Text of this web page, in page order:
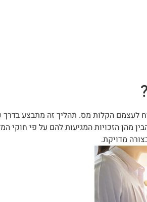
לעצמם הקלות מס. תהליך זה מתבצע
מהן הזכויות המגיעות להם על פי חוקי
מדויקת.